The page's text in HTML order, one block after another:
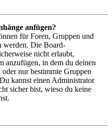
anfügen?
für Foren, Gruppen und
werden. Die Board-
nicht erlaubt,
anzufügen, in dem du deinen
nur bestimmte Gruppen
kannst einen Administrator
sicher bist, wieso du keine